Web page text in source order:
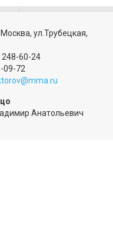
ул.Трубецкая,
248-60-24
09-72
Анатольевич